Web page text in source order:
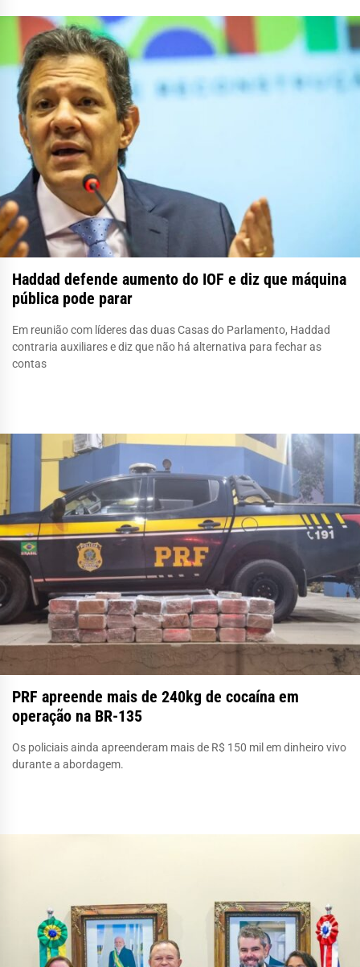
Haddad defende aumento do IOF e diz que máquina
pública pode parar
Em reunião com líderes das duas Casas do Parlamento, Haddad
contraria auxiliares e diz que não há alternativa para fechar as
contas
PRF apreende mais de 240kg de cocaína em
operação na BR-135
Os policiais ainda apreenderam mais de R$ 150 mil em dinheiro vivo
durante a abordagem.